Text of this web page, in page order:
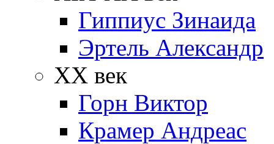
Гиппиус Зинаида
Эртель Александр
XX век
Горн Виктор
Крамер Андреас